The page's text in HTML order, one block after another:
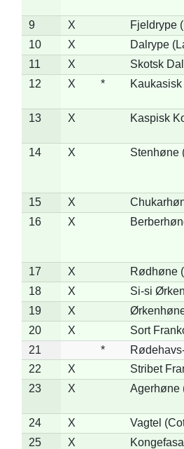
9 X
Fjeldrype
10
X
Dalrype
11
X
Skotsk
12
X *
13 X Kaspisk
14 X Stenhøne
15 X
16
X
17 X
Rødhøne
18
X
Si-si
19
X
20
X
Sort
21
*
22
X
Stribet
23
X Agerhøne
24 X
Vagtel
25
X